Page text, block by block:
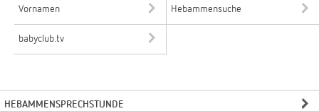
Vornamen Hebammensuche
babyclub.tv
HEBAMMENSPRECHSTUNDE